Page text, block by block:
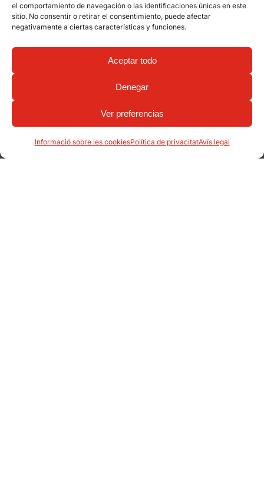
el comportamiento de navegación o las identificaciones únicas en este
sitio. No consentir o retirar el consentimiento, puede afectar
negativamente a ciertas características y funciones.
Aceptar todo
Denegar
Ver preferencias
Informació sobre les cookiesPolítica de privacitatAvís legal